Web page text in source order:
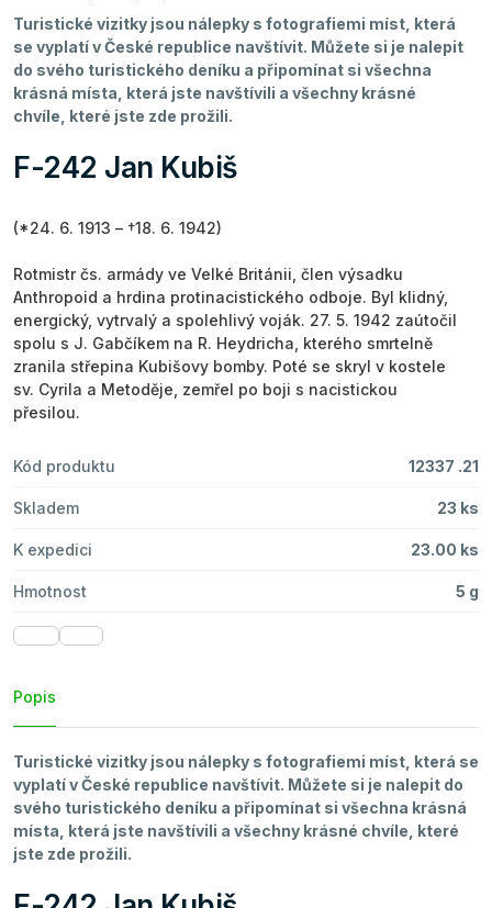
Turistické vizitky jsou nálepky s fotografiemi míst, která
se vyplatí v České republice navštívit. Můžete si je nalepit
do svého turistického deníku a připomínat si všechna
krásná místa, která jste navštívili a všechny krásné
chvíle, které jste zde prožili.
F-242 Jan Kubiš
(*24. 6. 1913 – †18. 6. 1942)
Rotmistr čs. armády ve Velké Británii, člen výsadku
Anthropoid a hrdina protinacistického odboje. Byl klidný,
energický, vytrvalý a spolehlivý voják. 27. 5. 1942 zaútočil
spolu s J. Gabčíkem na R. Heydricha, kterého smrtelně
zranila střepina Kubišovy bomby. Poté se skryl v kostele
sv. Cyrila a Metoděje, zemřel po boji s nacistickou
přesilou.
Kód produktu 12337 .21
Skladem 23 ks
K expedici 23.00 ks
Hmotnost 5 g
Popis
Turistické vizitky jsou nálepky s fotografiemi míst, která se
vyplatí v České republice navštívit. Můžete si je nalepit do
svého turistického deníku a připomínat si všechna krásná
místa, která jste navštívili a všechny krásné chvíle, které
jste zde prožili.